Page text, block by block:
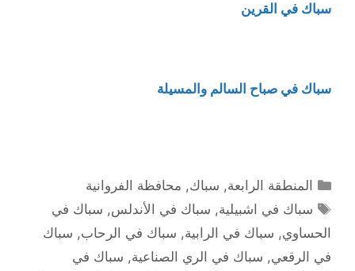
سباك في القرين
سباك في صباح السالم والمسيلة
التصنيفات
المنطقة الرابعة, سباك, محافظة الفروانية
الوسوم
سباك في اشبيلية, سباك في الأندلس, سباك في
الحساوي, سباك في الرابية, سباك في الرحاب, سباك
في الرقعي, سباك في الري الصناعية, سباك في